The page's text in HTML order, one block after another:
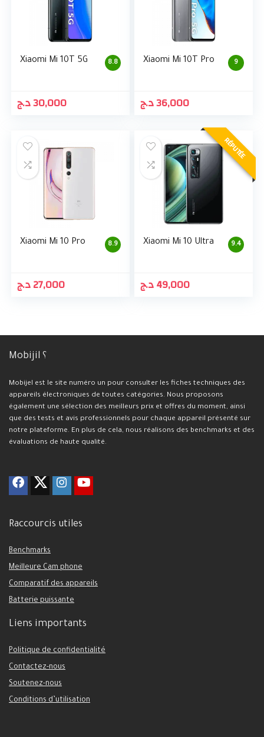
8.8
Xiaomi Mi 10T 5G
30,000د.ج
9
Xiaomi Mi 10T Pro
36,000د.ج
8.9
Xiaomi Mi 10 Pro
27,000د.ج
RÉPUTÉE
9.4
Xiaomi Mi 10 Ultra
49,000د.ج
Mobijil ؟
Mobijel est le site numéro un pour consulter les fiches techniques des
appareils électroniques de toutes catégories. Nous proposons
également une sélection des meilleurs prix et offres du moment, ainsi
que des tests et avis professionnels pour chaque appareil présenté sur
notre plateforme. En plus de cela, nous réalisons des benchmarks et des
évaluations de haute qualité.
Raccourcis utiles
Benchmarks
Meilleure Cam phone
Comparatif des appareils
Batterie puissante
Liens importants
Politique de confidentialité
Contactez-nous
Soutenez-nous
Conditions d’utilisation